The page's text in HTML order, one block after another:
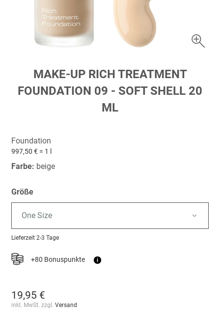
der
MAKE-UP RICH TREATMENT
FOUNDATION 09 - SOFT SHELL 20
ML
Foundation
997,50 € = 1 l
Farbe: beige
Größe
One Size
Lieferzeit 2-3 Tage
+80 Bonuspunkte i
19,95 €
inkl. MwSt. zzgl. Versand